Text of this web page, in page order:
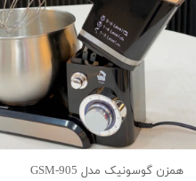
همزن گوسونیک مدل GSM-905